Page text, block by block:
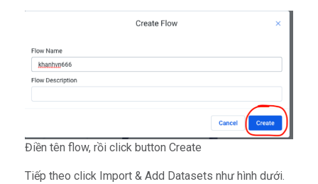
Điền tên flow, rồi click button Create
Tiếp theo click Import & Add Datasets như hình dưới.